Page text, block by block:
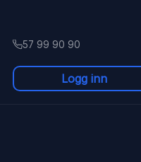
57 99 90 90
Logg inn